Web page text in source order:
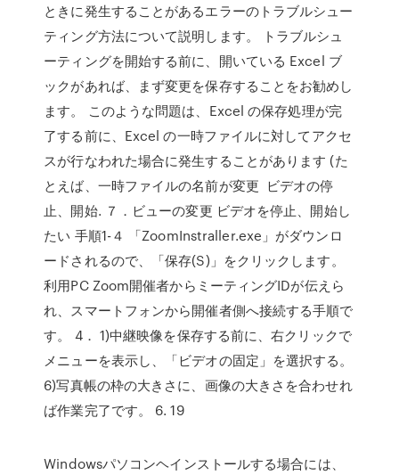
ときに発生することがあるエラーのトラブルシュー
ティング方法について説明します。 トラブルシュ
ーティングを開始する前に、開いている Excel ブ
ックがあれば、まず変更を保存することをお勧めし
ます。 このような問題は、Excel の保存処理が完
了する前に、Excel の一時ファイルに対してアクセ
スが行なわれた場合に発生することがあります (た
とえば、一時ファイルの名前が変更 ビデオの停
止、開始. ７．ビューの変更 ビデオを停止、開始し
たい 手順1-４ 「ZoomInstraller.exe」がダウンロ
ードされるので、「保存(S)」をクリックします。
利用PC Zoom開催者からミーティングIDが伝えら
れ、スマートフォンから開催者側へ接続する手順で
す。 4． 1)中継映像を保存する前に、右クリックで
メニューを表示し、「ビデオの固定」を選択する。
6)写真帳の枠の大きさに、画像の大きさを合わせれ
ば作業完了です。 6. 19
Windowsパソコンヘインストールする場合には、